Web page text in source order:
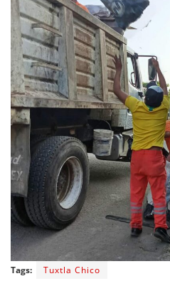
Tags: Tuxtla Chico